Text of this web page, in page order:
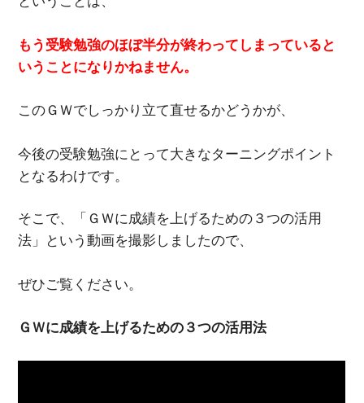
もう受験勉強のほぼ半分が終わってしまっていると
いうことになりかねません。
このＧＷでしっかり立て直せるかどうかが、
今後の受験勉強にとって大きなターニングポイント
となるわけです。
そこで、「ＧＷに成績を上げるための３つの活用
法」という動画を撮影しましたので、
ぜひご覧ください。
ＧＷに成績を上げるための３つの活用法